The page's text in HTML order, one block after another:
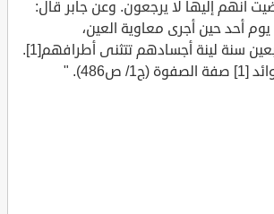
أنهم إليها لا يرجعون. وعن جابر قال:
يوم أحد حين أجرى معاوية العين،
فأخرجناهم بعد أربعين سنة لينة أجسادهم تتثنى أطرافهم[1].
ص486). "